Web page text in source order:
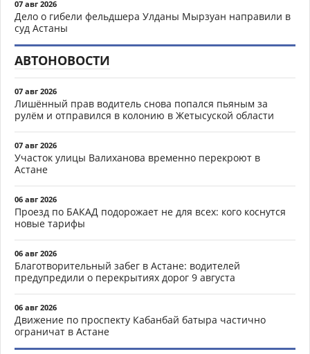
07 авг 2026
Дело о гибели фельдшера Улданы Мырзуан направили в
суд Астаны
АВТОНОВОСТИ
07 авг 2026
Лишённый прав водитель снова попался пьяным за
рулём и отправился в колонию в Жетысуской области
07 авг 2026
Участок улицы Валиханова временно перекроют в
Астане
06 авг 2026
Проезд по БАКАД подорожает не для всех: кого коснутся
новые тарифы
06 авг 2026
Благотворительный забег в Астане: водителей
предупредили о перекрытиях дорог 9 августа
06 авг 2026
Движение по проспекту Кабанбай батыра частично
ограничат в Астане